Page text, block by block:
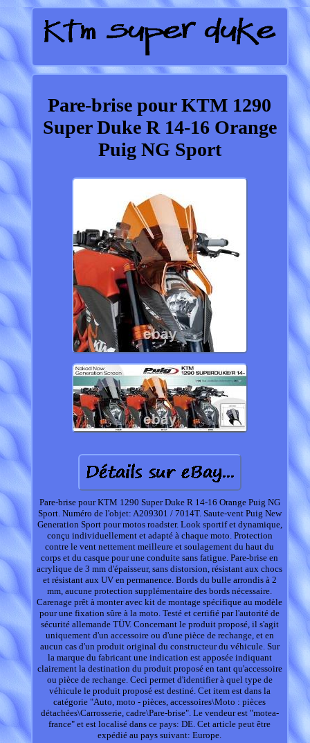
Pare-brise pour KTM 1290
Super Duke R 14-16 Orange
Puig NG Sport
Pare-brise pour KTM 1290 Super Duke R 14-16 Orange Puig NG
Sport. Numéro de l'objet: A209301 / 7014T. Saute-vent Puig New
Generation Sport pour motos roadster. Look sportif et dynamique,
conçu individuellement et adapté à chaque moto. Protection
contre le vent nettement meilleure et soulagement du haut du
corps et du casque pour une conduite sans fatigue. Pare-brise en
acrylique de 3 mm d'épaisseur, sans distorsion, résistant aux chocs
et résistant aux UV en permanence. Bords du bulle arrondis à 2
mm, aucune protection supplémentaire des bords nécessaire.
Carenage prêt à monter avec kit de montage spécifique au modèle
pour une fixation sûre à la moto. Testé et certifié par l'autorité de
sécurité allemande TÜV. Concernant le produit proposé, il s'agit
uniquement d'un accessoire ou d'une pièce de rechange, et en
aucun cas d'un produit original du constructeur du véhicule. Sur
la marque du fabricant une indication est apposée indiquant
clairement la destination du produit proposé en tant qu'accessoire
ou pièce de rechange. Ceci permet d'identifier à quel type de
véhicule le produit proposé est destiné. Cet item est dans la
catégorie "Auto, moto - pièces, accessoires\Moto : pièces
détachées\Carrosserie, cadre\Pare-brise". Le vendeur est "motea-
france" et est localisé dans ce pays: DE. Cet article peut être
expédié au pays suivant: Europe.